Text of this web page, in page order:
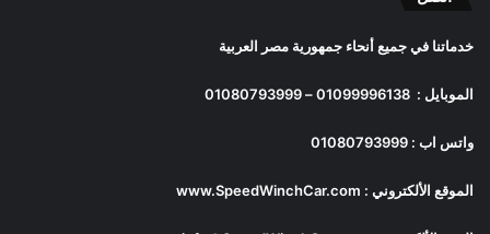
خدماتنا في جميع أنحاء جمهورية مصر العربية
الموبايل : 01099996138
–
01080793999
واتس اب : 01080793999
الموقع الألكتروني : www.SpeedWinchCar.com